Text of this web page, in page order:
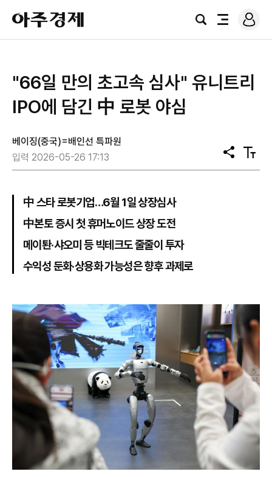
아
주
경
검
전
로
그
"66일 만의 초고속 심사" 유니트리
IPO에 담긴 中 로봇 야심
베이징(중국)=배인선 특파원
입력 2026-05-26 17:13
공
유
텍
스
中 스타 로봇기업…6월 1일 상장심사
中본토 증시 첫 휴머노이드 상장 도전
메이퇀·샤오미 등 빅테크도 줄줄이 투자
수익성 둔화·상용화 가능성은 향후 과제로